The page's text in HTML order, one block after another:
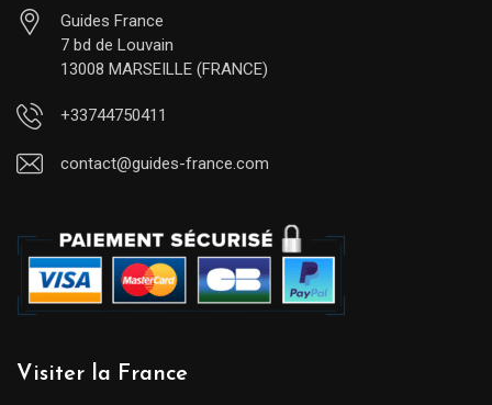
Guides France
7 bd de Louvain
13008 MARSEILLE (FRANCE)
+33744750411
contact@guides-france.com
Visiter la France